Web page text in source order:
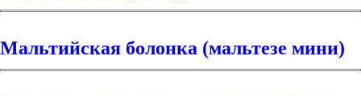
Мальтийская болонка (мальтезе мини)